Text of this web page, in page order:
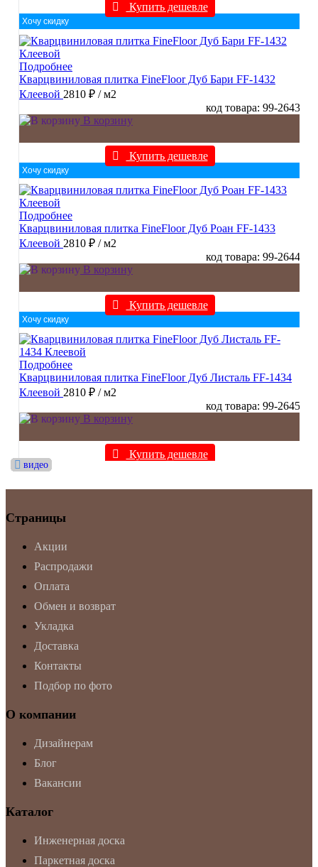
видео
видео
видео
видео
видео
видео
видео
Купить дешевле
Хочу скидку
Подробнее
видео
Кварцвиниловая плитка FineFloor Дуб Бари FF-1432
Клеевой 2810 ₽ / м2
код товара: 99-2643
В корзину
Купить дешевле
Хочу скидку
Подробнее
видео
Кварцвиниловая плитка FineFloor Дуб Роан FF-1433
Клеевой 2810 ₽ / м2
код товара: 99-2644
В корзину
Купить дешевле
Хочу скидку
Подробнее
видео
Кварцвиниловая плитка FineFloor Дуб Листаль FF-1434
Клеевой 2810 ₽ / м2
код товара: 99-2645
В корзину
Купить дешевле
Страницы
Акции
Распродажи
Оплата
Обмен и возврат
Укладка
Доставка
Контакты
Подбор по фото
О компании
Дизайнерам
Блог
Вакансии
Каталог
Инженерная доска
Паркетная доска